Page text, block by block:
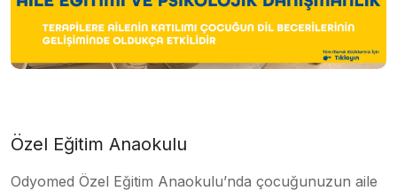
Özel Eğitim Anaokulu
Odyomed Özel Eğitim Anaokulu’nda çocuğunuzun aile